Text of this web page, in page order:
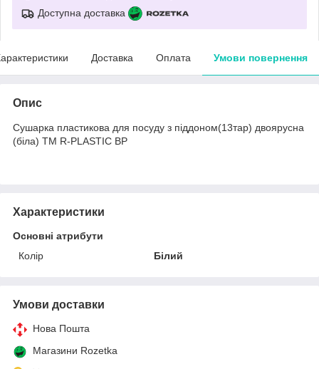
Доступна доставка
Доставка Оплата Умови повернення
Опис
Сушарка пластикова для посуду з піддоном(13тар) двоярусна
(біла) ТМ R-PLASTIC BP
Характеристики
Основні атрибути
Колір
Білий
Умови доставки
Нова Пошта
Магазини Rozetka